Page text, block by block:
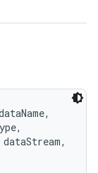
dataStream,